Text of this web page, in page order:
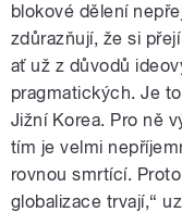
blokové dělení
zdůrazňují, že si
ať už z důvodů
pragmatických. Je
Jižní Korea. Pro ně
tím je velmi
rovnou smrtící.
globalizace trvají,“